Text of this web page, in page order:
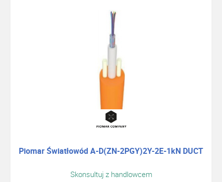
Piomar Światłowód A-D(ZN-2PGY)2Y-2E-1kN DUCT
Skonsultuj z handlowcem